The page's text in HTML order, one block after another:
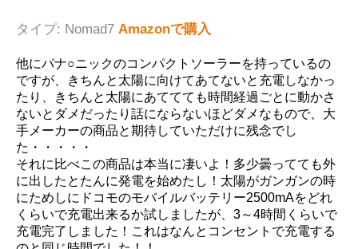
タイプ: Nomad7 Amazonで購入
他にパナ○ニックのコンパクトソーラーを持っているの
ですが、きちんと太陽に向けてあてないと充電しなかっ
たり、きちんと太陽にあててても時間経過ごとに動かさ
ないとダメだったり話にならないほどダメなもので、大
手メーカーの商品と期待していただけに残念でし
た・・・・・
それに比べこの商品は本当に凄いよ！多少曇ってても外
に出したとたんに発電を始めたし！太陽がガンガンの時
にためしにドコモのモバイルバッテリー2500mAをどれ
くらいで充電出来るか試しましたが、3～4時間くらいで
充電完了しました！これはなんとコンセントで充電する